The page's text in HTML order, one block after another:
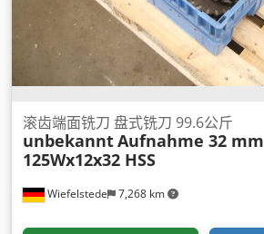
Wiefelstede 7,268 km
滚齿端面铣刀 盘式铣刀 99.6公斤
unbekanntAufnahme 32 mm
125Wx12x32 HSS